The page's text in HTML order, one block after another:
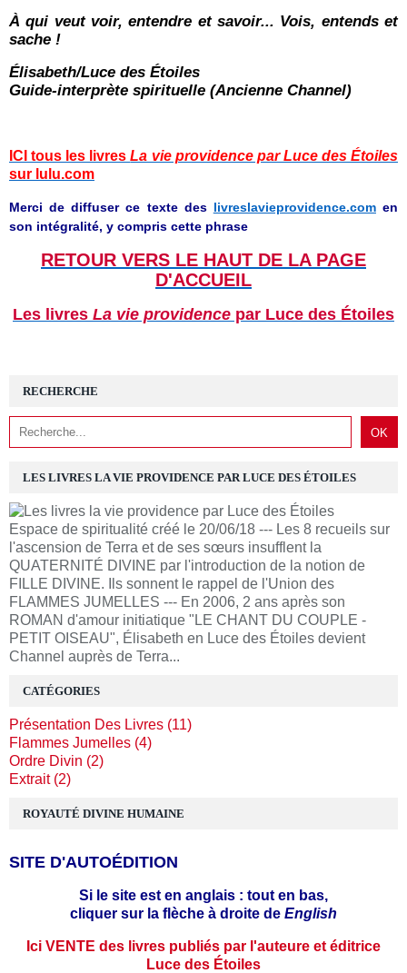
À qui veut voir, entendre et savoir... Vois, entends et
sache !
Élisabeth/Luce des Étoiles
Guide-interprète spirituelle (Ancienne Channel)
ICI tous les livresLa vie providence par Luce des Étoiles
sur lulu.com
Merci de diffuser ce texte des livreslavieprovidence.comen
son intégralité, y compris cette phrase
RETOUR VERS LE HAUT DE LA PAGE
D'ACCUEIL
Les livres La vie providence par Luce des Étoiles
RECHERCHE
LES LIVRES LA VIE PROVIDENCE PAR LUCE DES ÉTOILES
Espace de spiritualité créé le 20/06/18 --- Les 8 recueils sur
l'ascension de Terra et de ses sœurs insufflent la
QUATERNITÉ DIVINE par l'introduction de la notion de
FILLE DIVINE. Ils sonnent le rappel de l'Union des
FLAMMES JUMELLES --- En 2006, 2 ans après son
ROMAN d'amour initiatique "LE CHANT DU COUPLE -
PETIT OISEAU", Élisabeth en Luce des Étoiles devient
Channel auprès de Terra...
CATÉGORIES
Présentation Des Livres (11)
Flammes Jumelles (4)
Ordre Divin (2)
Extrait (2)
ROYAUTÉ DIVINE HUMAINE
SITE D'AUTOÉDITION
Si le site est en anglais : tout en bas,
cliquer sur la flèche à droite de English
Ici VENTE des livres publiés par l'auteure et éditrice
Luce des Étoiles